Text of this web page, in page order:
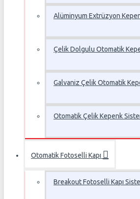
Alüminyum Extrüzyon
Çelik Dolgulu Otomatik
Galvaniz Çelik Otomatik
Otomatik Çelik Kepenk
Otomatik Fotoselli Kapı
Breakout Fotoselli Kapı